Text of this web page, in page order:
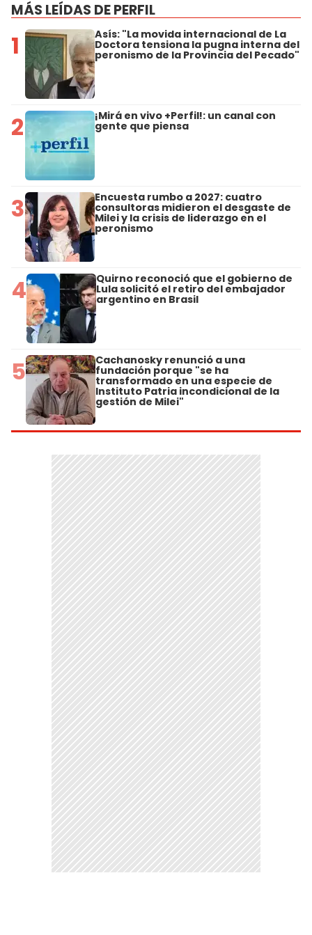
MÁS LEÍDAS DE PERFIL
1 Asís: "La movida internacional de La
Doctora tensiona la pugna interna del
peronismo de la Provincia del Pecado"
2 ¡Mirá en vivo +Perfil!: un canal con
gente que piensa
3 Encuesta rumbo a 2027: cuatro
consultoras midieron el desgaste de
Milei y la crisis de liderazgo en el
peronismo
4 Quirno reconoció que el gobierno de
Lula solicitó el retiro del embajador
argentino en Brasil
5 Cachanosky renunció a una
fundación porque "se ha
transformado en una especie de
Instituto Patria incondicional de la
gestión de Milei"